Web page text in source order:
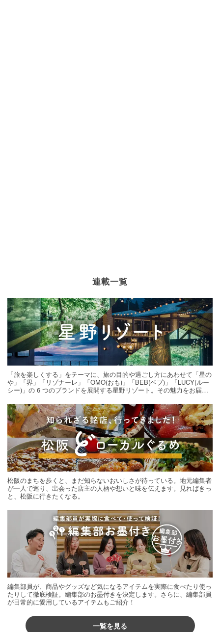
連載一覧
「旅を楽しくする」をテーマに、旅の目的や過ごし方にあわせて「星の
や」「界」「リゾナーレ」「OMO(おも)」「BEB(ベブ)」「LUCY(ルー
シー)」の 6 つのブランドを展開する星野リゾート。その魅力をお届け
松阪のまちを歩くと、まだ知らないおいしさが待っている。地元編集者
が一人で巡り、出会った店主の人柄や想いと味を伝えます。見ればきっ
と、松阪に行きたくなる。
編集部員が、商品やグッズなど気になるアイテムを実際に食べたり使っ
たりして徹底検証。編集部のお墨付きを決定します。さらに、編集部員
が日常的に愛用しているアイテムもご紹介！
一覧を見る